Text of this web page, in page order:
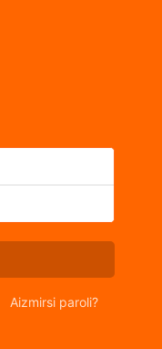
Aizmirsi paroli?